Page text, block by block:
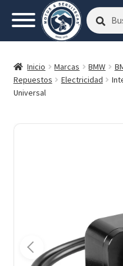
Buscar
por:
Buscar
Inicio Marcas BMW
Repuestos
Electricidad
Universal